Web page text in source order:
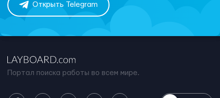
Открыть Telegram
Портал поиска работы во всем мире.